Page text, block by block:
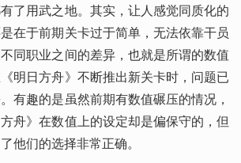
了用武之地。其实，让人感觉同质化的
在于前期关卡过于简单，无法依靠干员
同职业之间的差异，也就是所谓的数值
明日方舟》不断推出新关卡时，问题已
有趣的是虽然前期有数值碾压的情况，
舟》在数值上的设定却是偏保守的，但
他们的选择非常正确。